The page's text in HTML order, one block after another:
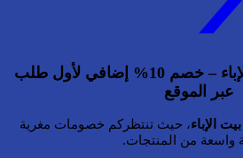
لا تفوّت عروض بيت الإباء – خصم 10% إضافي لأول طلب
عبر الموقع
بيت الإباء، حيث تنتظركم خصومات مغرية
واسعة من المنتجات.